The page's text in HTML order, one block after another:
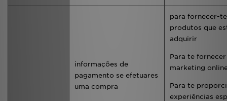
informações de
pagamento se efetuares
uma compra
para fornecer-
produtos que
adquirir
Para te fornecer
marketing
Para te
experiências